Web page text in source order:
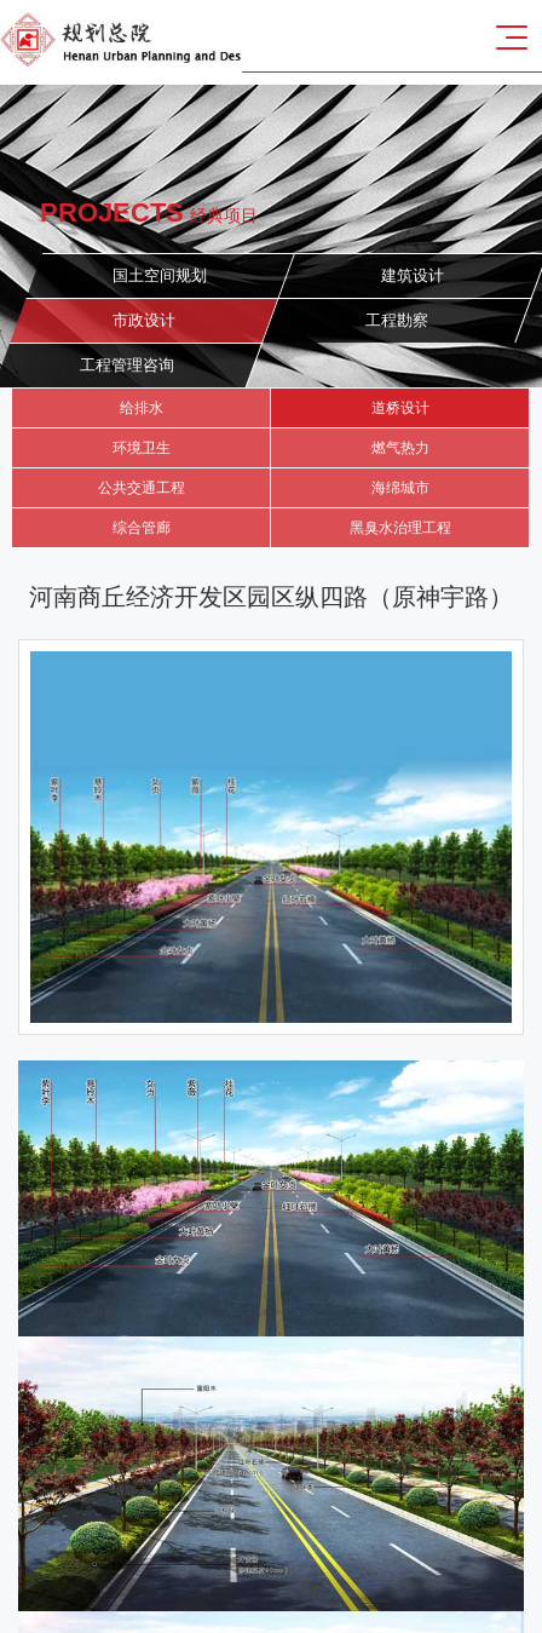
PROJECTS 经典项目
国土空间规划 建筑设计
市政设计 工程勘察
工程管理咨询
给排水 道桥设计
环境卫生 燃气热力
公共交通工程 海绵城市
综合管廊 黑臭水治理工程
河南商丘经济开发区园区纵四路（原神宇路）